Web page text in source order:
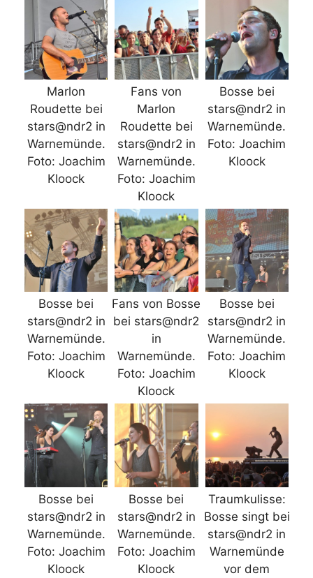
Marlon
Roudette bei
stars@ndr2 in
Warnemünde.
Foto: Joachim
Kloock
Fans von
Marlon
Roudette bei
stars@ndr2 in
Warnemünde.
Foto: Joachim
Kloock
Bosse bei
stars@ndr2 in
Warnemünde.
Foto: Joachim
Kloock
Bosse bei
stars@ndr2 in
Warnemünde.
Foto: Joachim
Kloock
Fans von Bosse
bei stars@ndr2
in
Warnemünde.
Foto: Joachim
Kloock
Bosse bei
stars@ndr2 in
Warnemünde.
Foto: Joachim
Kloock
Bosse bei
stars@ndr2 in
Warnemünde.
Foto: Joachim
Kloock
Bosse bei
stars@ndr2 in
Warnemünde.
Foto: Joachim
Kloock
Traumkulisse:
Bosse singt bei
stars@ndr2 in
Warnemünde
vor dem